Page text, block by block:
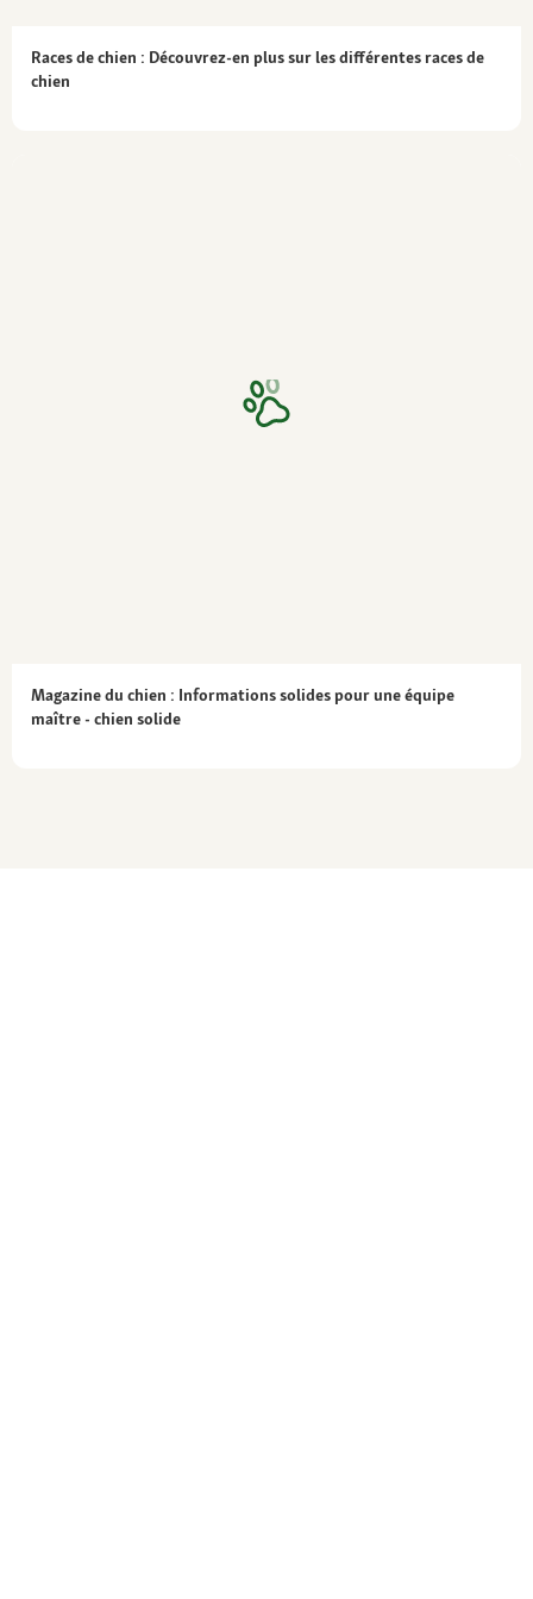
Races de chien : Découvrez-en plus sur les différentes races de
chien
Magazine du chien : Informations solides pour une équipe
maître - chien solide